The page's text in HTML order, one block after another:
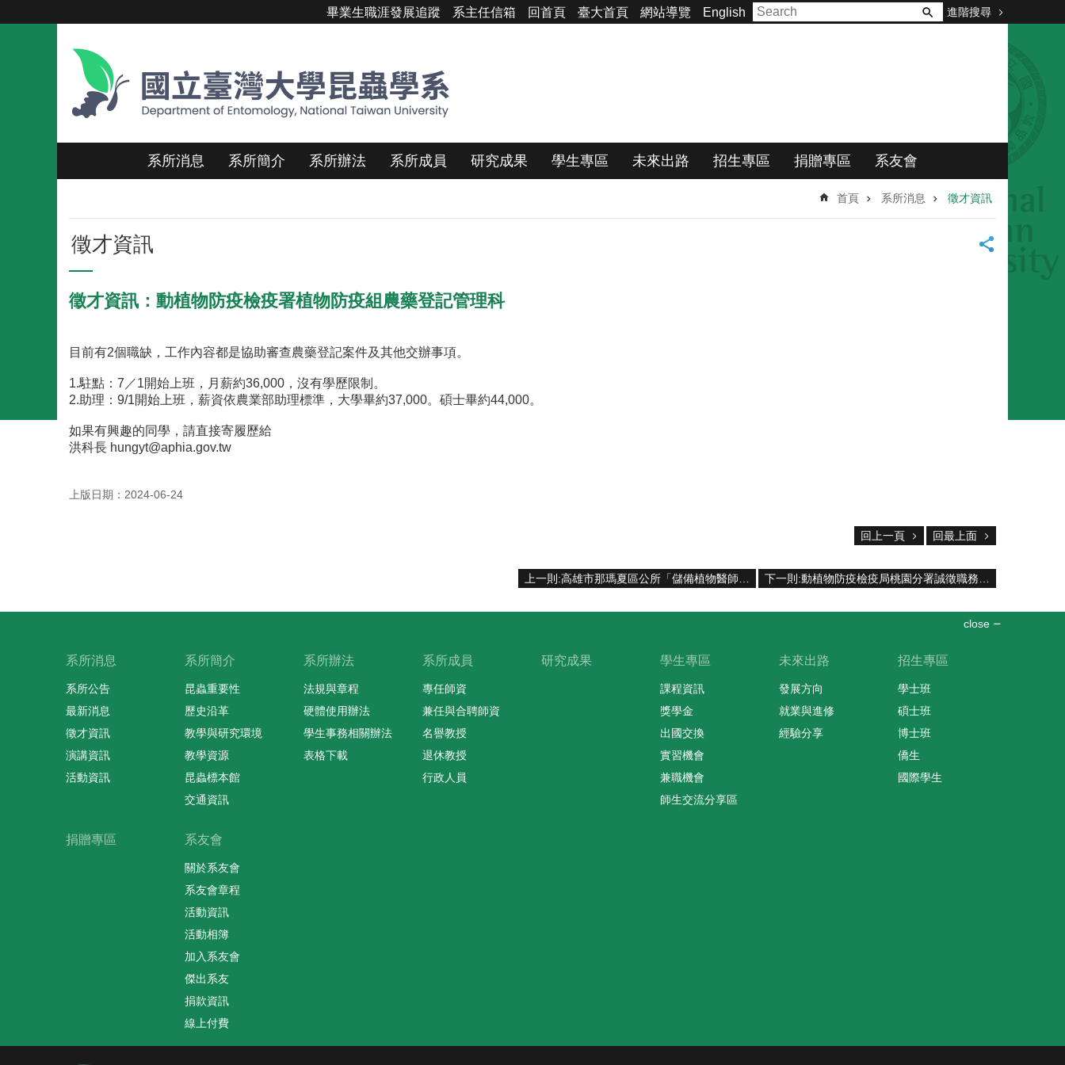
畢業生職涯發展追蹤 系主任信箱 回首頁 臺大首頁 網站導覽 English 進階搜尋
系所消息 系所簡介 系所辦法 系所成員 研究成果 學生專區 未來出路 招生專區 捐贈專區 系友會
首頁 系所消息 徵才資訊
徵才資訊
徵才資訊：動植物防疫檢疫署植物防疫組農藥登記管理科
目前有2個職缺，工作內容都是協助審查農藥登記案件及其他交辦事項。
1.駐點：7／1開始上班，月薪約36,000，沒有學歷限制。
2.助理：9/1開始上班，薪資依農業部助理標準，大學畢約37,000。碩士畢約44,000。
如果有興趣的同學，請直接寄履歷給
洪科長 hungyt@aphia.gov.tw
上版日期：2024-06-24
回上一頁 回最上面
close
系所消息
系所公告
最新消息
徵才資訊
演講資訊
活動資訊
系所簡介
昆蟲重要性
歷史沿革
教學與研究環境
教學資源
昆蟲標本館
交通資訊
系所辦法
法規與章程
硬體使用辦法
學生事務相關辦法
表格下載
系所成員
專任師資
兼任與合聘師資
名譽教授
退休教授
行政人員
研究成果 學生專區
課程資訊
獎學金
出國交換
實習機會
兼職機會
師生交流分享區
未來出路
發展方向
就業與進修
經驗分享
招生專區
學士班
碩士班
博士班
僑生
國際學生
捐贈專區 系友會
關於系友會
系友會章程
活動資訊
活動相簿
加入系友會
傑出系友
捐款資訊
線上付費